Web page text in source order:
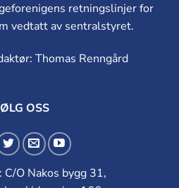
retningslinjer for
vedtatt av sentralstyret.
Thomas Renngård
OSS
C/O Nakos bygg 31,